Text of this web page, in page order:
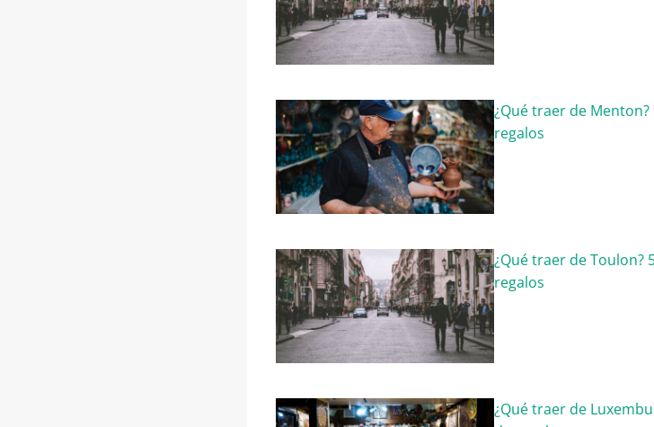
¿Qué traer de
regalos
¿Qué traer de Toulon?
regalos
¿Qué traer de